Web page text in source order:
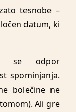
tesnobe –
datum, ki
se odpor
spominjanja.
bolečine ne
Ali gre